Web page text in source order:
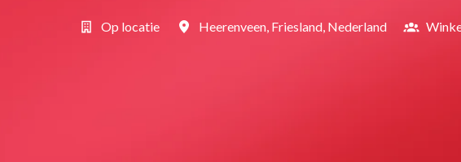
Op locatie Heerenveen, Friesland, Nederland